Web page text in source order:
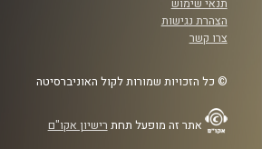
תנאי שימוש
הצהרת נגישות
צרו קשר
© כל הזכויות שמורות לקול האוניברסיטה
אתר זה מופעל תחת רישיון אקו"ם